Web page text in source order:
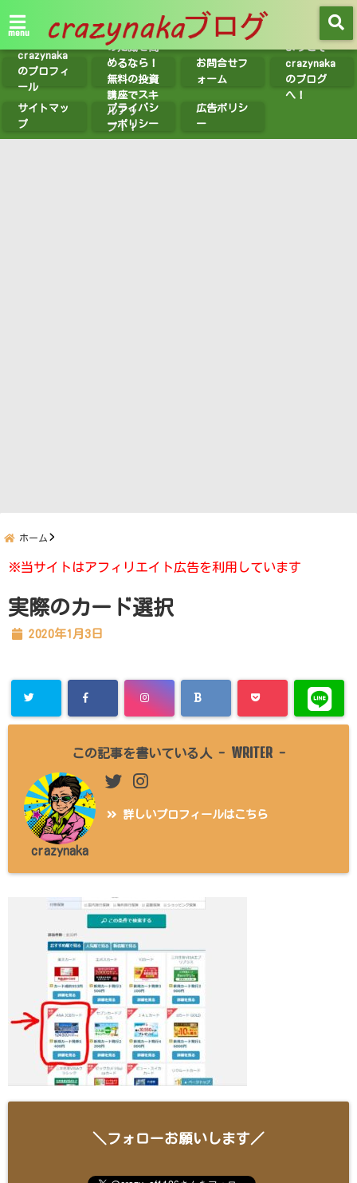
menu
crazynaka
のプロフィ
ール
紹介】投資
の知識を高
めるなら！
無料の投資
講座でスキ
ルアッ
プ！！
お問合せフ
ォーム
ようこそ
crazynaka
のブログ
へ！
サイトマッ
プ
プライバシ
ーポリシー
広告ポリシ
ー
ホーム
※当サイトはアフィリエイト広告を利用しています
実際のカード選択
2020年1月3日
この記事を書いている人 - WRITER -
crazynaka
詳しいプロフィールはこちら
＼フォローお願いします／